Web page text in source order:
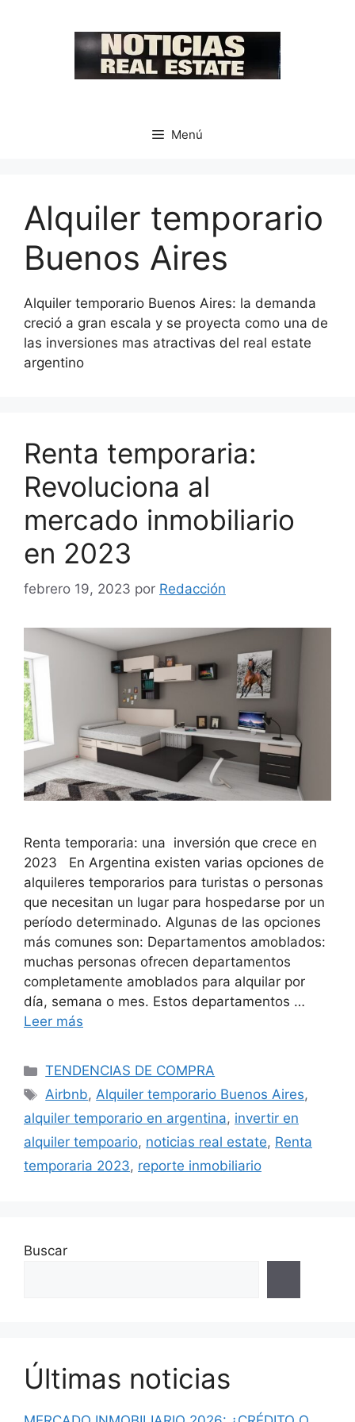
Menú
Alquiler temporario
Buenos Aires
Alquiler temporario Buenos Aires: la demanda
creció a gran escala y se proyecta como una de
las inversiones mas atractivas del real estate
argentino
Renta temporaria:
Revoluciona al
mercado inmobiliario
en 2023
febrero 19, 2023 por Redacción
Renta temporaria: una inversión que crece en
2023 En Argentina existen varias opciones de
alquileres temporarios para turistas o personas
que necesitan un lugar para hospedarse por un
período determinado. Algunas de las opciones
más comunes son: Departamentos amoblados:
muchas personas ofrecen departamentos
completamente amoblados para alquilar por
día, semana o mes. Estos departamentos …
Leer más
Categorías
TENDENCIAS DE COMPRA
Etiquetas
Airbnb,Alquiler temporario Buenos Aires,
alquiler temporario en argentina, invertir en
alquiler tempoario, noticias real estate, Renta
temporaria 2023, reporte inmobiliario
Buscar
Últimas noticias